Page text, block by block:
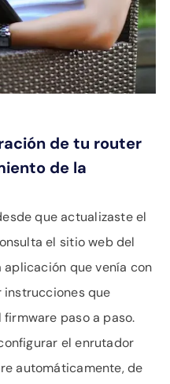
de tu router
de la
que actualizaste el
el sitio web del
que venía con
instrucciones que
paso a paso.
el enrutador
automáticamente, de